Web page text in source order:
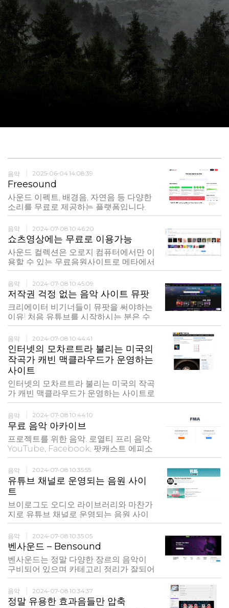
음악 2025-06-04 14:08:39
Freesound
사운드 이펙트, 배경음, 자연음 등 다양한
소리를 무료로 제공하는 플랫폼입니다.
사용자는 업로드된 사운드를 다운로드하
여 영상이나 게임, 앱 등에 활용할 수 있습
니다. 일부 라이선스는 출처 표기가 필요
합니다.
음악 2024-07-08 10:46:20
쇼츠영상에는 무료로 이용가능
사운드 컬렉션은 오로지 컴퓨터에서만 이
용할 수 있는 무료음원사이트로 메타에서
운영하는것인만큼 페이스북 및 인스타그
램에 공유할 수 있도록 제공되는 서비스.
중요한 점은 메타 사운드 컬렉션에서 제
공되는 음원들은 모두 저작권이 없으며
수익분의 경우에는 60초 이상의 동영상
컨텐츠 이상의 �
음악 2024-07-08 10:45:09
저작권 걱정 없는 음악 사이트 뮤팟
크리에이터 비기너들이 뮤팟을 써야하는
이유! 처음 유튜브를 시작하시는 분은 수
입도 없는데 비싼 구독료를 내가며 음원
을 사용하기 고민스러우실 텐데요. 뮤팟
은 다양한 무료 음원이 있어서 먼저 들어
보시고, 7일 무료 체험권을 통해 더 많은
유료 음원을 체험해 보시길 권장드립니
다. 유료 멤버십
음악 2024-07-08 10:44:41
인터넷의 모차르트라 불리는 미국의
작곡가 캐빈 맥클라우드가 운영하는
사이트
인터넷의 모차르트라 불리는 미국의 작곡
가 캐빈 맥클라우드가 운영하는 사이트로
곡수가 많은게 특징. 마찬가지로
Creative Commons 라이선스로 제공
되므로 출처를 명시하면 상업적 용도 외
에는 무료로 사용 가능
음악 2024-07-08 10:44:10
무료 음악 아카이브
프로젝트를 위한 음악. 로열티 프리 음악.
YouTube, Facebook, 팟캐스트 에피소
드 등 모든 종류의 미디어에서 안전하게
사용할 수 있습니다. 무료 음악 아카이브.
독립 아티스트와 오리지널 음악에 즉시
액세스할 수 있습니다. 무료로 플레이하
고 다운로드하고 공유할 수 있습니다.
음악 2024-07-08 10:35:55
유튜브 채널로 운영되는 음원 사이
트
브이로그도 오디오 라이브러리와 마찬가
지로 유튜브 채널로 운영되는 음원 사이
트입니다. 브이로그 영상에 특화된 음원
들로 구성되어 주로 밝고 경쾌한 사운드
가 많은 편입니다. 음원 다운로드는 다른
음원 유트브 채널과 마찬가지로 영상 아
래 초록색 버튼을 눌러주면 됩니다. 음원
을 사용했다면 �
음악 2024-07-08 10:35:05
벤사운드 – Bensound
벤사운드는 정말 다양한 장르의 음악이
구비되어 있으며 카테고리 정리가 잘되어
있어 원하는 곡을 찾기가 수월한 편입니
다.
음악 2024-07-08 10:34:37
정말 유용한 효과음들만 압축